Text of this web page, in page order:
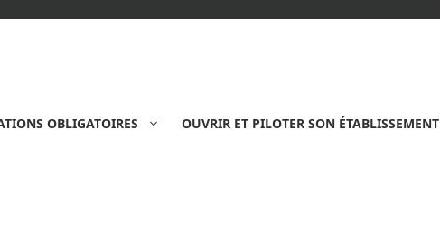
OBLIGATOIRES OUVRIR ET PILOTER SON ÉTABLISSEMENT